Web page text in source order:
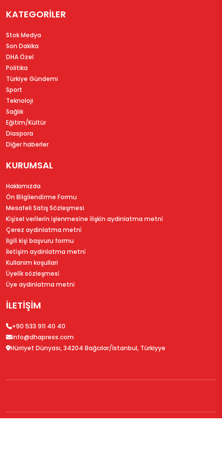
KATEGORİLER
Stok Medya
Son Dakika
DHA Özel
Politika
Türkiye Gündemi
Sport
Teknoloji
Sağlık
Eğitim/Kültür
Diaspora
Diğer haberler
KURUMSAL
Hakkımızda
Ön Bi̇lgi̇lendi̇rme Formu
Mesafeli Satış Sözleşmesi
Ki̇şi̇sel veri̇leri̇n i̇şlenmesi̇ne i̇li̇şki̇n aydinlatma metni̇
Çerez aydinlatma metni̇
İlgi̇li̇ ki̇şi̇ başvuru formu
İleti̇şi̇m aydinlatma metni̇
Kullanim koşullari
Üyeli̇k sözleşmesi̇
Üye aydinlatma metni̇
İLETİŞİM
+90 533 911 40 40
info@dhapress.com
Hürriyet Dünyası, 34204 Bağcılar/İstanbul, Türkiyye